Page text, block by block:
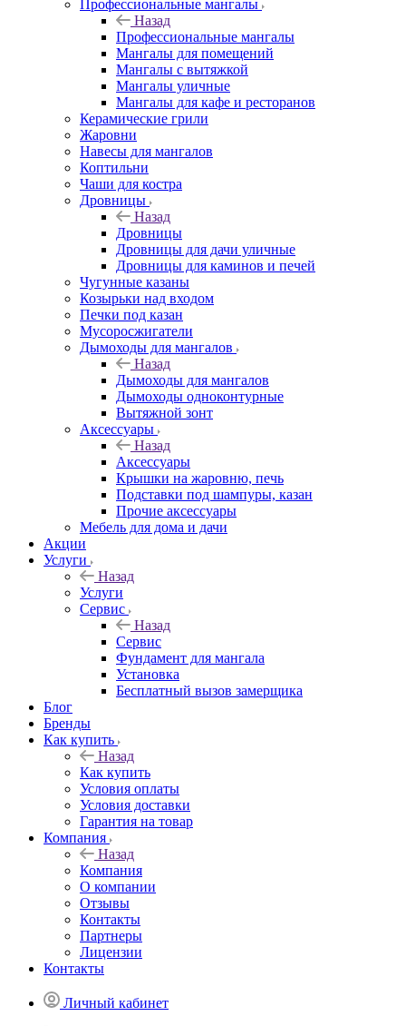
Профессиональные мангалы
Назад
Профессиональные мангалы
Мангалы для помещений
Мангалы с вытяжкой
Мангалы уличные
Мангалы для кафе и ресторанов
Керамические грили
Жаровни
Навесы для мангалов
Коптильни
Чаши для костра
Дровницы
Назад
Дровницы
Дровницы для дачи уличные
Дровницы для каминов и печей
Чугунные казаны
Козырьки над входом
Печки под казан
Мусоросжигатели
Дымоходы для мангалов
Назад
Дымоходы для мангалов
Дымоходы одноконтурные
Вытяжной зонт
Аксессуары
Назад
Аксессуары
Крышки на жаровню, печь
Подставки под шампуры, казан
Прочие аксессуары
Мебель для дома и дачи
Акции
Услуги
Назад
Услуги
Сервис
Назад
Сервис
Фундамент для мангала
Установка
Бесплатный вызов замерщика
Блог
Бренды
Как купить
Назад
Как купить
Условия оплаты
Условия доставки
Гарантия на товар
Компания
Назад
Компания
О компании
Отзывы
Контакты
Партнеры
Лицензии
Контакты
Личный кабинет